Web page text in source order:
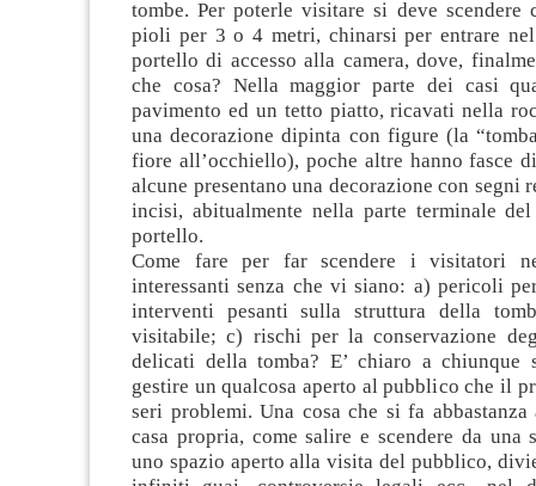
tombe. Per poterle visitare si deve scendere
pioli per 3 o 4 metri, chinarsi per entrare nel
portello di accesso alla camera, dove,
che cosa? Nella maggior parte dei casi
pavimento ed un tetto piatto, ricavati nella
una decorazione dipinta con figure (la
fiore all’occhiello), poche altre hanno fasce
alcune presentano una decorazione con segni
incisi, abitualmente nella parte terminale
portello.
Come fare per far scendere i visitatori
interessanti senza che vi siano: a) pericoli
interventi pesanti sulla struttura della
visitabile; c) rischi per la conservazione
delicati della tomba? E’ chiaro a chiunque
gestire un qualcosa aperto al pubblico che il
seri problemi. Una cosa che si fa
casa propria, come salire e scendere da una
uno spazio aperto alla visita del pubblico,